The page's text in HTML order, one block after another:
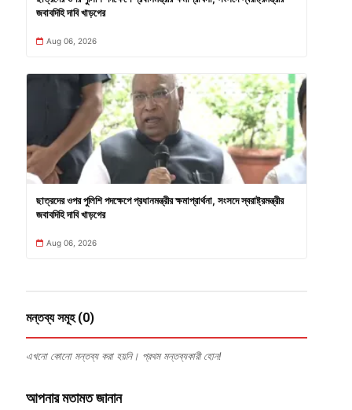
জবাবদিহি দাবি খাড়গের
Aug 06, 2026
ছাত্রদের ওপর পুলিশি পদক্ষেপে প্রধানমন্ত্রীর ক্ষমাপ্রার্থনা, সংসদে স্বরাষ্ট্রমন্ত্রীর
জবাবদিহি দাবি খাড়গের
Aug 06, 2026
মন্তব্য সমূহ (0)
এখনো কোনো মন্তব্য করা হয়নি। প্রথম মন্তব্যকারী হোন!
আপনার মতামত জানান